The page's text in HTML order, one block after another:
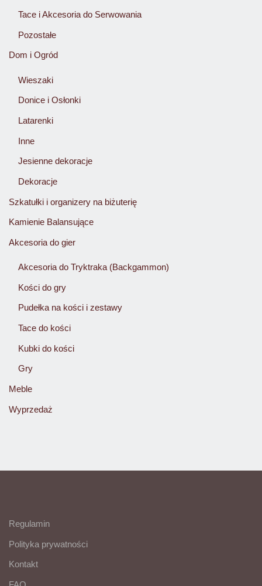
Tace i Akcesoria do Serwowania
Pozostałe
Dom i Ogród
Wieszaki
Donice i Osłonki
Latarenki
Inne
Jesienne dekoracje
Dekoracje
Szkatułki i organizery na biżuterię
Kamienie Balansujące
Akcesoria do gier
Akcesoria do Tryktraka (Backgammon)
Kości do gry
Pudełka na kości i zestawy
Tace do kości
Kubki do kości
Gry
Meble
Wyprzedaż
Regulamin
Polityka prywatności
Kontakt